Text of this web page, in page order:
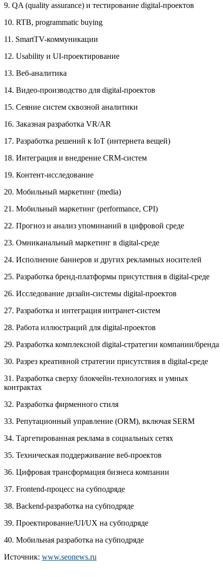
9. QA (quality assurance) и тестирование digital-проектов
10. RTB, programmatic buying
11. SmartTV-коммуникации
12. Usability и UI-проектирование
13. Веб-аналитика
14. Видео-производство для digital-проектов
15. Сеяние систем сквозной аналитики
16. Заказная разработка VR/AR
17. Разработка решений к IoT (интернета вещей)
18. Интеграция и внедрение CRM-систем
19. Контент-исследование
20. Мобильный маркетинг (media)
21. Мобильный маркетинг (performance, CPI)
22. Прогноз и анализ упоминаний в цифровой среде
23. Омниканальный маркетинг в digital-среде
24. Исполнение баннеров и других рекламных носителей
25. Разработка бренд-платформы присутствия в digital-среде
26. Исследование дизайн-системы digital-проектов
27. Разработка и интеграция интранет-систем
28. Работа иллюстраций для digital-проектов
29. Разработка комплексной digital-стратегии компании/бренда
30. Разрез креативной стратегии присутствия в digital-среде
31. Разработка сверху блокчейн-технологиях и умных
контрактах
32. Разработка фирменного стиля
33. Репутационный управление (ORM), включая SERM
34. Таргетированная реклама в социальных сетях
35. Техническая поддерживание веб-проектов
36. Цифровая трансформация бизнеса компании
37. Frontend-процесс на субподряде
38. Backend-разработка на субподряде
39. Проектирование/UI/UX на субподряде
40. Мобильная разработка на субподряде
Источник: www.seonews.ru